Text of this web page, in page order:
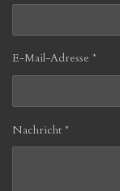
E-Mail-Adresse *
Nachricht *